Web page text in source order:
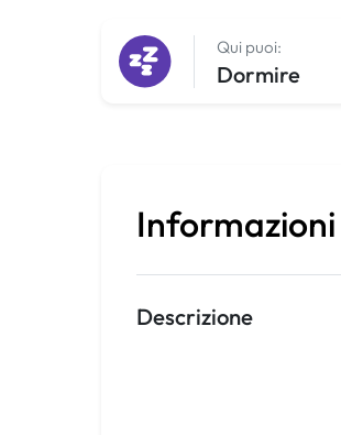
Qui puoi:
Dormire
Informazioni
Descrizione